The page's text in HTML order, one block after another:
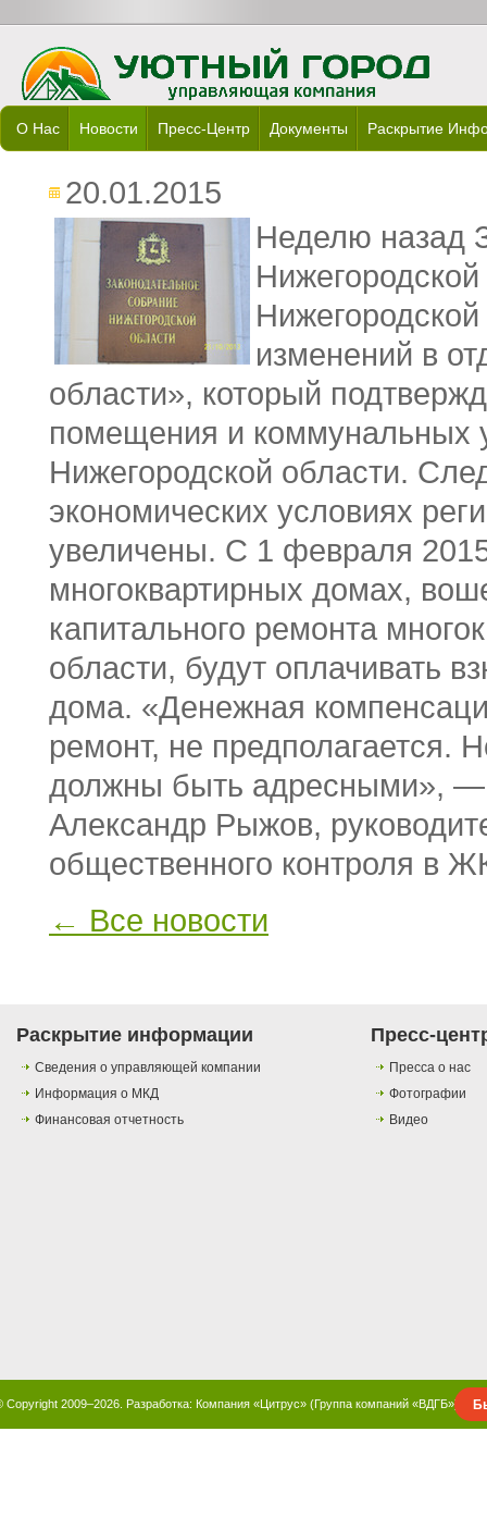
О Нас Новости Пресс-Центр Документы Раскрытие
20.01.2015
Неделю назад
изменений в
области», который
помещения и коммунальных
Нижегородской области.
экономических условиях
увеличены. С 1 февраля
многоквартирных домах,
капитального ремонта
области, будут оплачивать
дома. «Денежная
ремонт, не
должны быть адресными», —
Александр Рыжов,
общественного контроля в
← Все новости
Раскрытие информации
Сведения о управляющей компании
Информация о МКД
Финансовая отчетность
Пресс-
Пресса о нас
Фотографии
Видео
Copyright 2009–2026. Разработка: Компания «Цитрус» (Группа компаний «ВДГБ»)